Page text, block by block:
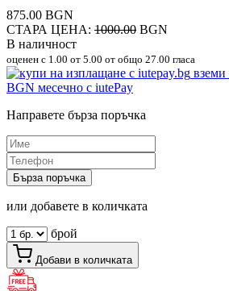
875.00 BGN
СТАРА ЦЕНА: 1000.00 BGN
В наличност
оценен с 1.00 от 5.00 от общо 27.00 гласа
BGN месечно с iutePay
Направете бърза поръчка
Бърза поръчка
или добавете в количката
брой
Добави в количката